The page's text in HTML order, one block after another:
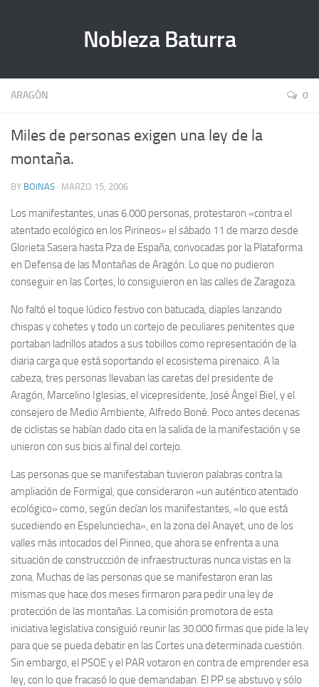
Nobleza Baturra
ARAGÓN 0
Miles de personas exigen una ley de la
montaña.
BY BOINAS · MARZO 15, 2006
Los manifestantes, unas 6.000 personas, protestaron «contra el
atentado ecológico en los Pirineos» el sábado 11 de marzo desde
Glorieta Sasera hasta Pza de España, convocadas por la Plataforma
en Defensa de las Montañas de Aragón. Lo que no pudieron
conseguir en las Cortes, lo consiguieron en las calles de Zaragoza.
No faltó el toque lúdico festivo con batucada, diaples lanzando
chispas y cohetes y todo un cortejo de peculiares penitentes que
portaban ladrillos atados a sus tobillos como representación de la
diaria carga que está soportando el ecosistema pirenaico. A la
cabeza, tres personas llevaban las caretas del presidente de
Aragón, Marcelino Iglesias, el vicepresidente, José Ángel Biel, y el
consejero de Medio Ambiente, Alfredo Boné. Poco antes decenas
de ciclistas se habían dado cita en la salida de la manifestación y se
unieron con sus bicis al final del cortejo.
Las personas que se manifestaban tuvieron palabras contra la
ampliación de Formigal, que consideraron «un auténtico atentado
ecológico» como, según decían los manifestantes, «lo que está
sucediendo en Espelunciecha», en la zona del Anayet, uno de los
valles más intocados del Pirineo, que ahora se enfrenta a una
situación de construccción de infraestructuras nunca vistas en la
zona. Muchas de las personas que se manifestaron eran las
mismas que hace dos meses firmaron para pedir una ley de
protección de las montañas. La comisión promotora de esta
iniciativa legislativa consiguió reunir las 30.000 firmas que pide la ley
para que se pueda debatir en las Cortes una determinada cuestión.
Sin embargo, el PSOE y el PAR votaron en contra de emprender esa
ley, con lo que fracasó lo que demandaban. El PP se abstuvo y sólo